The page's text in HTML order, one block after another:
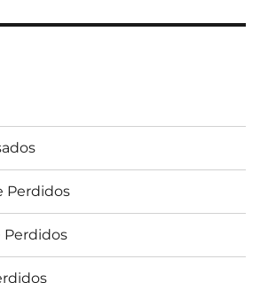
hrs
Radio
Perdidos
Perdidos